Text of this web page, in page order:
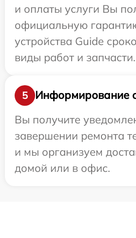
и оплаты услуги Вы
официальную
устройства Guide
виды работ и запчасти.
5
Информирование
Вы получите
завершении ремонта
и мы организуем
домой или в офис.